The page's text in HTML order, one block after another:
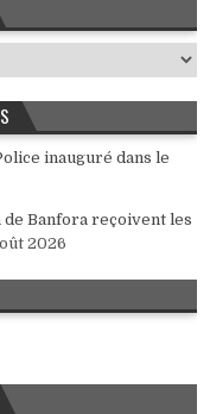
inauguré dans le
de Banfora reçoivent les
2026